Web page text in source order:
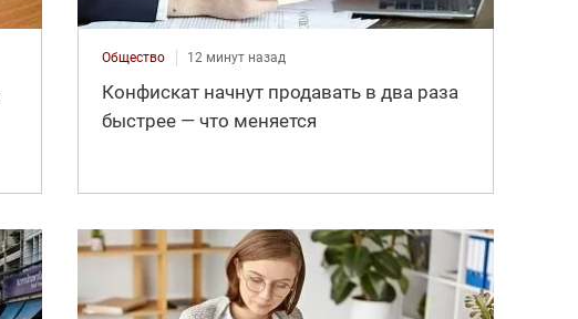
Общество 12 минут назад
Конфискат начнут продавать в два раза
быстрее — что меняется